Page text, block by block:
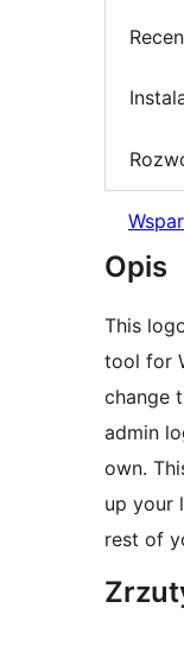
Opis
This
tool for
change
admin
own.
up your
rest of